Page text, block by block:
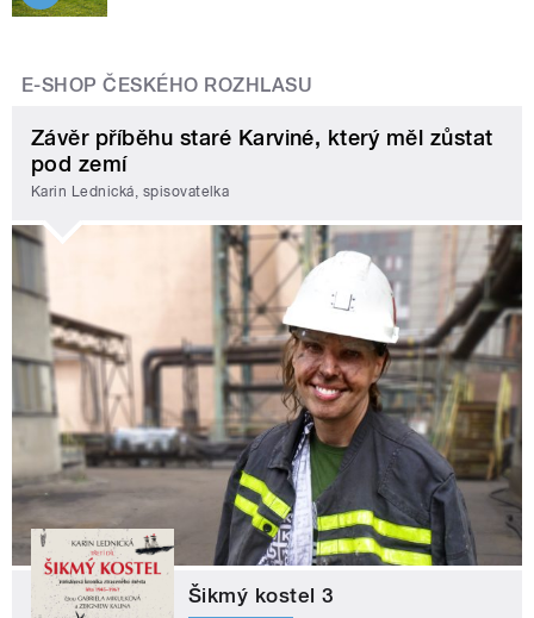
E-SHOP ČESKÉHO ROZHLASU
Závěr příběhu staré Karviné, který měl zůstat
pod zemí
Karin Lednická, spisovatelka
Šikmý kostel 3